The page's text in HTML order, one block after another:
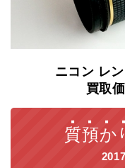
ニコン レ
買取
質預か